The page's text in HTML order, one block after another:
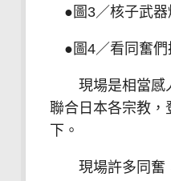
●圖3／核子武器
●圖4／看同奮們
現場是相當感人
聯合日本各宗教，
下。
現場許多同奮，